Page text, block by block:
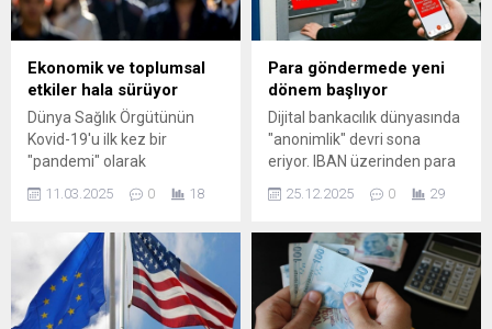
gitmediklerini belirterek,
''Bizim üzerimize düşen
görev, enflasyonu kalıcı
olarak düşürmek'' dedi.
sağlanacak.
Ekonomik ve toplumsal
etkiler hala sürüyor
Dünya Sağlık Örgütünün
Kovid-19'u ilk kez bir
"pandemi" olarak
geçen 5 yılda, salgının
ekonomi üzerinde hala
hissediliyor.
11.03.2025 0 18
Para göndermede yeni
dönem başlıyor
Dijital bankacılık dünyasında
"anonimlik" devri sona
eriyor. IBAN üzerinden para
"ödemeler" veya "kira" yazıp
oluyor. Hazine ve Maliye
Bakanlığı, hızla artan mobil
bankacılık kullanımını fırsat
bilen ...
25.12.2025 0 29